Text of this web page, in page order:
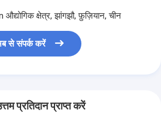
क्षेत्र, झांगझौ, फ़ुज़ियान, चीन
से संपर्क करें
प्रतिदान प्राप्त करें